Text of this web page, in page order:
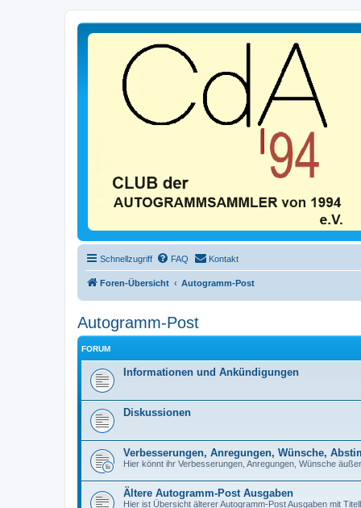
Schnellzugriff FAQ Kontakt
Foren-Übersicht Autogramm-Post
Autogramm-Post
FORUM
Informationen und Ankündigungen
Diskussionen
Verbesserungen, Anregungen, Wünsche,
Hier könnt ihr Verbesserungen, Anregungen, Wünsche
Ältere Autogramm-Post Ausgaben
Hier ist Übersicht älterer Autogramm-Post Ausgaben mit